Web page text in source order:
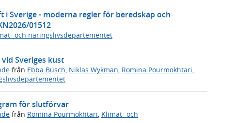
i Sverige - moderna regler för beredskap och
01512
och näringslivsdepartementet
Sveriges kust
från Ebba Busch, Niklas Wykman, Romina Pourmokhtari,
för slutförvar
från Romina Pourmokhtari, Klimat- och